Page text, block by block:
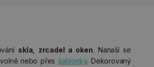
skla, zrcadel a oken. Nanaší se
nebo přes šablonky. Dekorovaný